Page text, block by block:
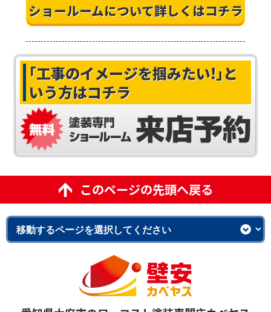
ショールームについて詳しくはコチラ
｢工事のイメージを掴みたい!｣と
いう方はコチラ
このページの先頭へ戻る